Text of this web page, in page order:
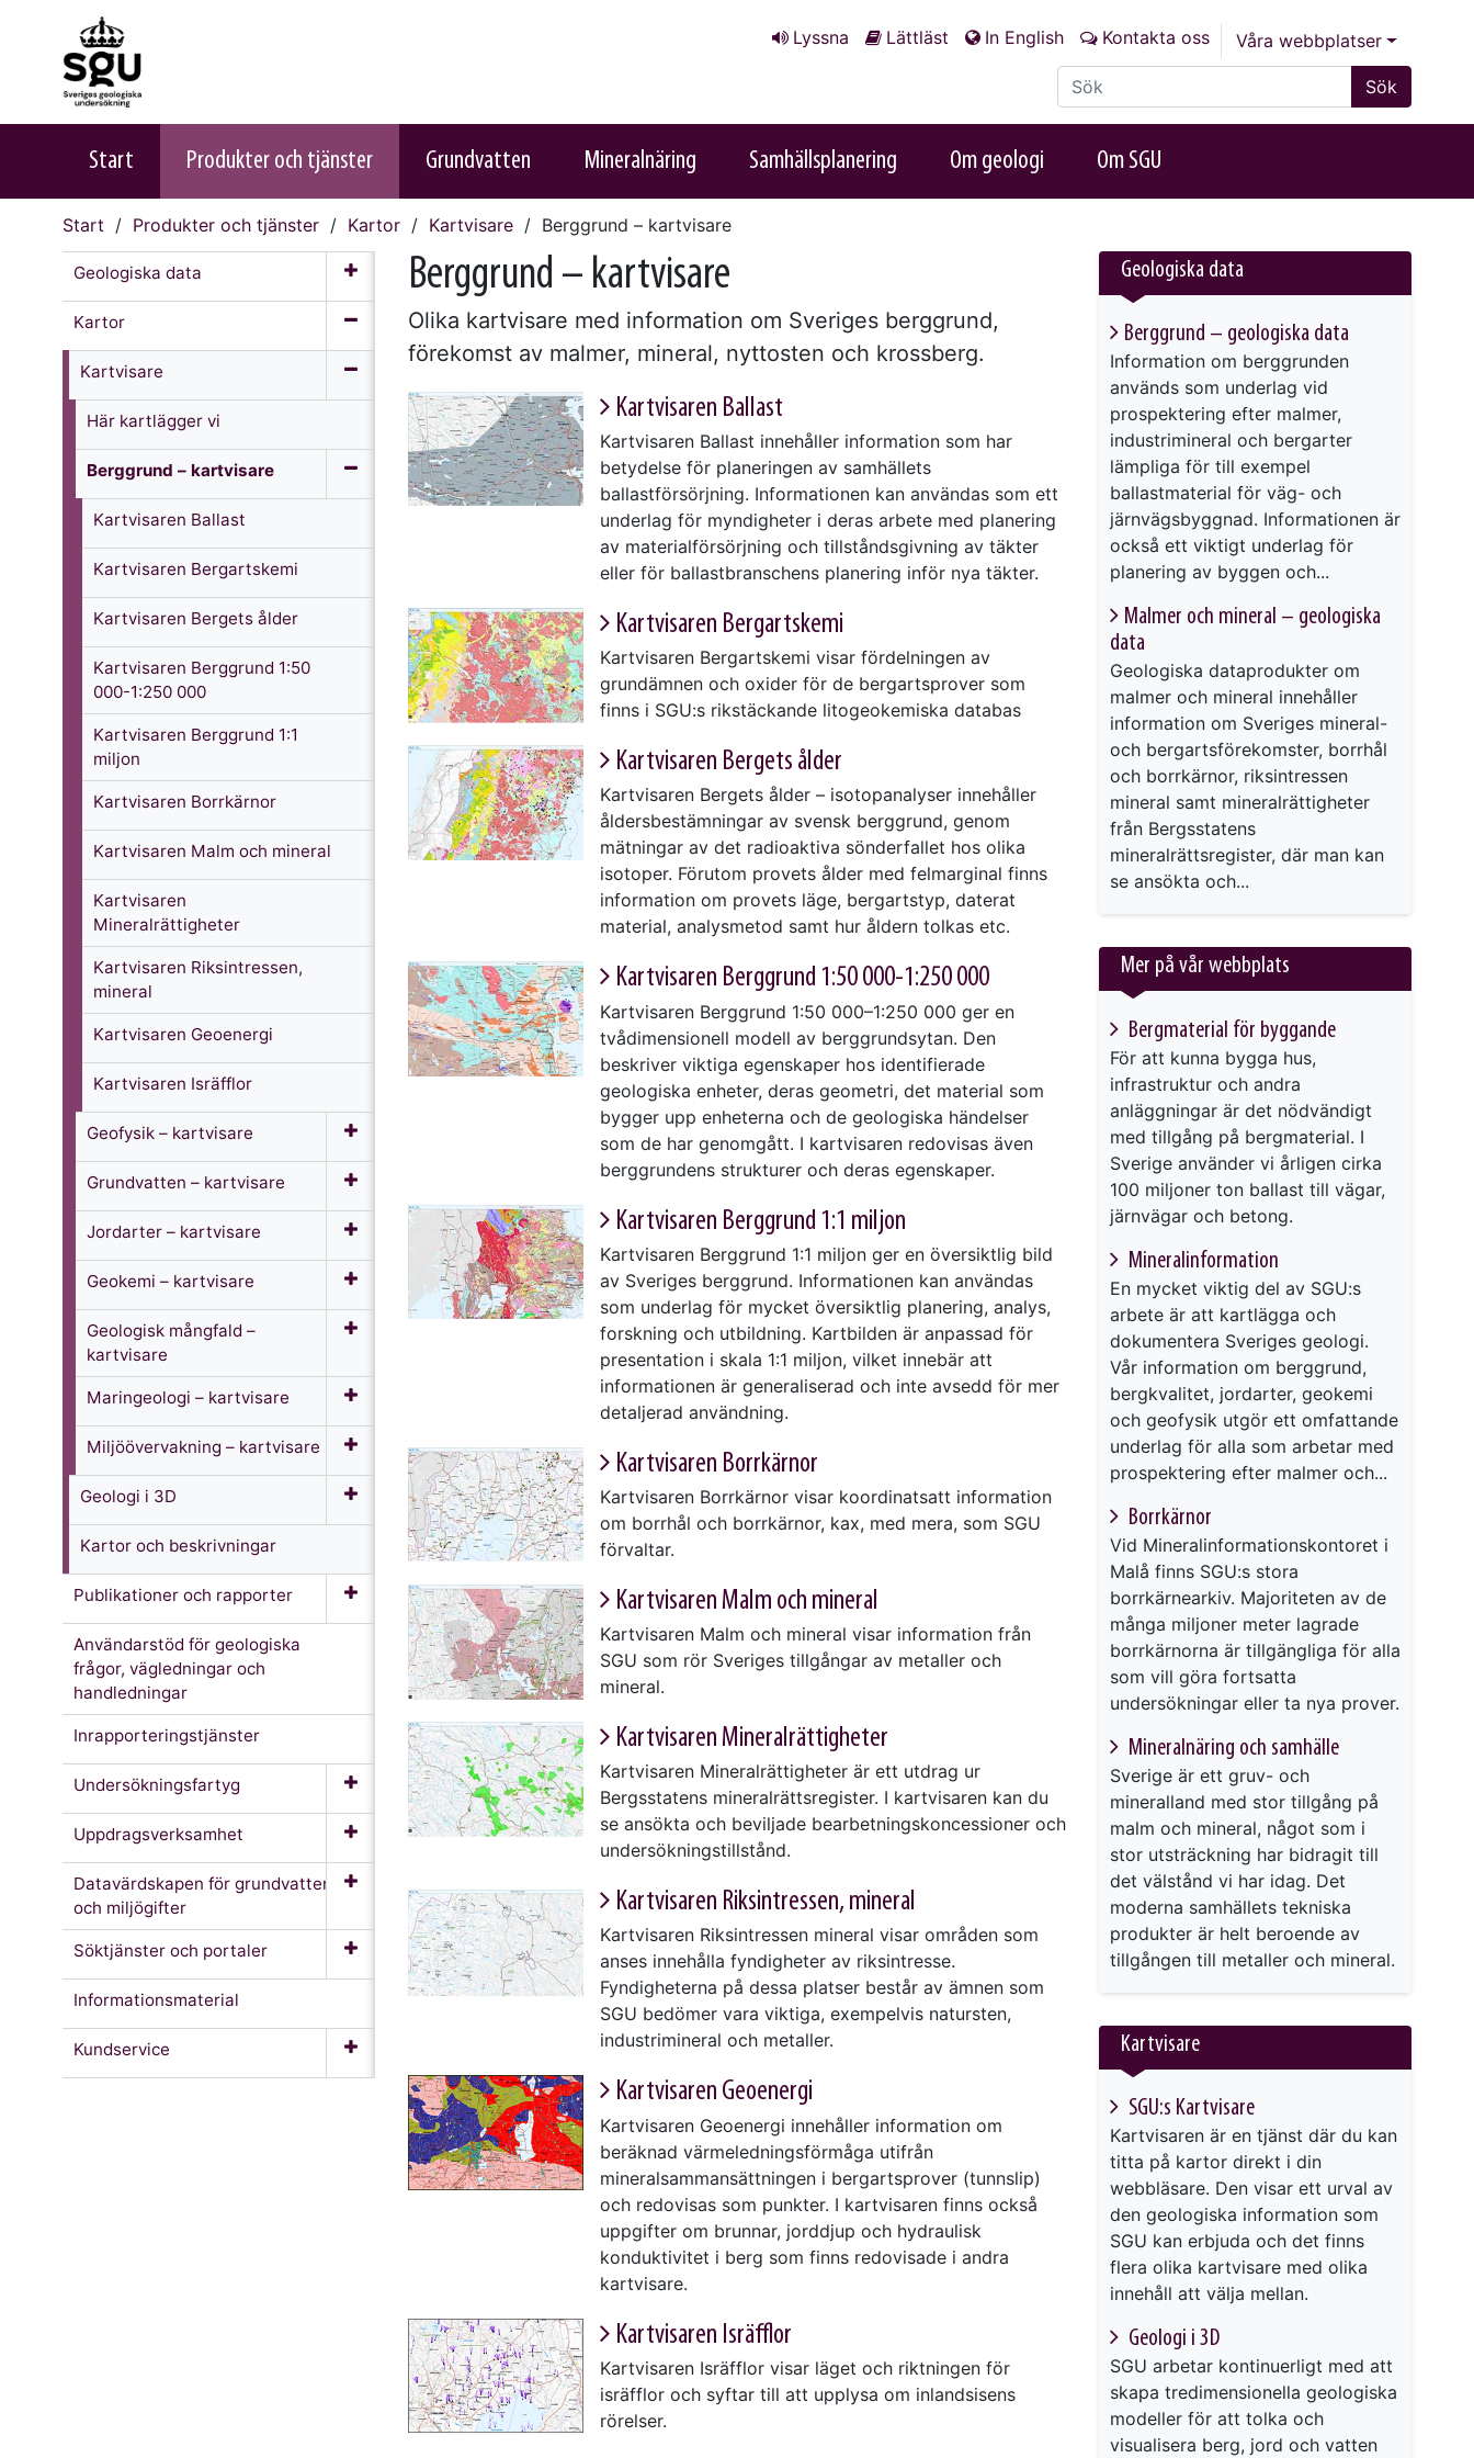
Lyssna Lättläst In English Kontakta oss
Våra webbplatser
Sök på sajten
Sök
Start Produkter och tjänster Grundvatten Mineralnäring Samhällsplanering Om geologi Om SGU
Start Produkter och tjänster Kartor Kartvisare Berggrund – kartvisare
Geologiska data
Kartor
Kartvisare
Här kartlägger vi
Berggrund – kartvisare
Kartvisaren Ballast
Kartvisaren Bergartskemi
Kartvisaren Bergets ålder
Kartvisaren Berggrund 1:50
000-1:250 000
Kartvisaren Berggrund 1:1
miljon
Kartvisaren Borrkärnor
Kartvisaren Malm och mineral
Kartvisaren
Mineralrättigheter
Kartvisaren Riksintressen,
mineral
Kartvisaren Geoenergi
Kartvisaren Isräfflor
Geofysik­ – kartvisare
Grundvatten­ – kartvisare
Jordarter – kartvisare
Geokemi­ – kartvisare
Geologisk mångfald –
kartvisare
Maringeologi­ – kartvisare
Miljöövervakning – kartvisare
Geologi i 3D
Kartor och beskrivningar
Publikationer och rapporter
Användarstöd för geologiska
frågor, vägledningar och
handledningar
Inrapporteringstjänster
Undersökningsfartyg
Uppdragsverksamhet
Datavärdskapen för grundvatten
och miljögifter
Söktjänster och portaler
Informationsmaterial
Kundservice
Berggrund – kartvisare
Olika kartvisare med information om Sveriges berggrund,
förekomst av malmer, mineral, nyttosten och krossberg.
Kartvisaren Ballast
Kartvisaren Ballast innehåller information som har
betydelse för planeringen av samhällets
ballastförsörjning. Informationen kan användas som ett
underlag för myndigheter i deras arbete med planering
av materialförsörjning och tillståndsgivning av täkter
eller för ballastbranschens planering inför nya täkter.
Kartvisaren Bergartskemi
Kartvisaren Bergartskemi visar fördelningen av
grundämnen och oxider för de bergartsprover som
finns i SGU:s rikstäckande litogeokemiska databas
Kartvisaren Bergets ålder
Kartvisaren Bergets ålder – isotopanalyser innehåller
åldersbestämningar av svensk berggrund, genom
mätningar av det radioaktiva sönderfallet hos olika
isotoper. Förutom provets ålder med felmarginal finns
information om provets läge, bergartstyp, daterat
material, analysmetod samt hur åldern tolkas etc.
Kartvisaren Berggrund 1:50 000-1:250 000
Kartvisaren Berggrund 1:50 000–1:250 000 ger en
tvådimensionell modell av berggrundsytan. Den
beskriver viktiga egenskaper hos identifierade
geologiska enheter, deras geometri, det material som
bygger upp enheterna och de geologiska händelser
som de har genomgått. I kartvisaren redovisas även
berggrundens strukturer och deras egenskaper.
Kartvisaren Berggrund 1:1 miljon
Kartvisaren Berggrund 1:1 miljon ger en översiktlig bild
av Sveriges berggrund. Informationen kan användas
som underlag för mycket översiktlig planering, analys,
forskning och utbildning. Kartbilden är anpassad för
presentation i skala 1:1 miljon, vilket innebär att
informationen är generaliserad och inte avsedd för mer
detaljerad användning.
Kartvisaren Borrkärnor
Kartvisaren Borrkärnor visar koordinatsatt information
om borrhål och borrkärnor, kax, med mera, som SGU
förvaltar.
Kartvisaren Malm och mineral
Kartvisaren Malm och mineral visar information från
SGU som rör Sveriges tillgångar av metaller och
mineral.
Kartvisaren Mineralrättigheter
Kartvisaren Mineralrättigheter är ett utdrag ur
Bergsstatens mineralrättsregister. I kartvisaren kan du
se ansökta och beviljade bearbetningskoncessioner och
undersökningstillstånd.
Kartvisaren Riksintressen, mineral
Kartvisaren Riksintressen mineral visar områden som
anses innehålla fyndigheter av riksintresse.
Fyndigheterna på dessa platser består av ämnen som
SGU bedömer vara viktiga, exempelvis natursten,
industrimineral och metaller.
Kartvisaren Geoenergi
Kartvisaren Geoenergi innehåller information om
beräknad värmeledningsförmåga utifrån
mineralsammansättningen i bergartsprover (tunnslip)
och redovisas som punkter. I kartvisaren finns också
uppgifter om brunnar, jorddjup och hydraulisk
konduktivitet i berg som finns redovisade i andra
kartvisare.
Kartvisaren Isräfflor
Kartvisaren Isräfflor visar läget och riktningen för
isräfflor och syftar till att upplysa om inlandsisens
rörelser.
Geologiska data
Berggrund – geologiska data
Information om berggrunden
används som underlag vid
prospektering efter malmer,
industrimineral och bergarter
lämpliga för till exempel
ballastmaterial för väg- och
järnvägsbyggnad. Informationen är
också ett viktigt underlag för
planering av byggen och...
Malmer och mineral – geologiska
data
Geologiska dataprodukter om
malmer och mineral innehåller
information om Sveriges mineral-
och bergartsförekomster, borrhål
och borrkärnor, riksintressen
mineral samt mineralrättigheter
från Bergsstatens
mineralrättsregister, där man kan
se ansökta och...
Mer på vår webbplats
Bergmaterial för byggande
För att kunna bygga hus,
infrastruktur och andra
anläggningar är det nödvändigt
med tillgång på bergmaterial. I
Sverige använder vi årligen cirka
100 miljoner ton ballast till vägar,
järnvägar och betong.
Mineralinformation
En mycket viktig del av SGU:s
arbete är att kartlägga och
dokumentera Sveriges geologi.
Vår information om berggrund,
bergkvalitet, jordarter, geokemi
och geofysik utgör ett omfattande
underlag för alla som arbetar med
prospektering efter malmer och...
Borrkärnor
Vid Mineralinformationskontoret i
Malå finns SGU:s stora
borrkärnearkiv. Majoriteten av de
många miljoner meter lagrade
borrkärnorna är tillgängliga för alla
som vill göra fortsatta
undersökningar eller ta nya prover.
Mineralnäring och samhälle
Sverige är ett gruv- och
mineralland med stor tillgång på
malm och mineral, något som i
stor utsträckning har bidragit till
det välstånd vi har idag. Det
moderna samhällets tekniska
produkter är helt beroende av
tillgången till metaller och mineral.
Kartvisare
SGU:s Kartvisare
Kartvisaren är en tjänst där du kan
titta på kartor direkt i din
webbläsare. Den visar ett urval av
den geologiska information som
SGU kan erbjuda och det finns
flera olika kartvisare med olika
innehåll att välja mellan.
Geologi i 3D
SGU arbetar kontinuerligt med att
skapa tredimensionella geologiska
modeller för att tolka och
visualisera berg, jord och vatten